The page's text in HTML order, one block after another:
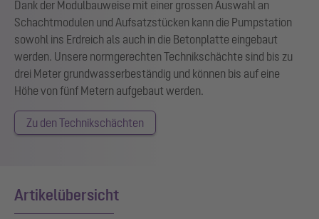
Dank der Modulbauweise mit einer grossen Auswahl an
Schachtmodulen und Aufsatzstücken kann die Pumpstation
sowohl ins Erdreich als auch in die Betonplatte eingebaut
werden. Unsere normgerechten Technikschächte sind bis zu
drei Meter grundwasserbeständig und können bis auf eine
Höhe von fünf Metern aufgebaut werden.
Zu den Technikschächten
Artikelübersicht